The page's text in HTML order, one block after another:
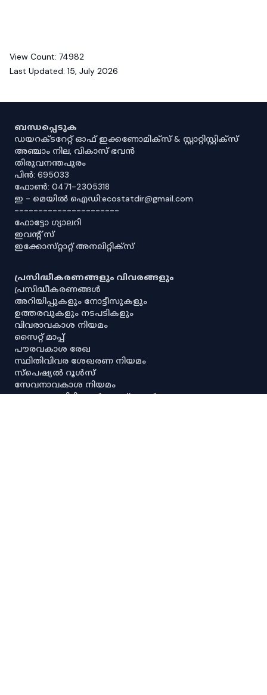
View Count: 74982
Last Updated: 15, July 2026
ബന്ധപ്പെടുക
ഡയറക്ടറേറ്റ് ഓഫ് ഇക്കണോമിക്സ് & സ്റ്റാറ്റിസ്റ്റിക്സ്
അഞ്ചാം നില, വികാസ് ഭവൻ
തിരുവനന്തപുരം
പിൻ: 695033
ഫോൺ: 0471-2305318
ഇ - മെയിൽ ഐഡി:ecostatdir@gmail.com
----------------------
ഫോട്ടോ ഗ്യാലറി
ഇവൻ്റ് സ്
ഇക്കോസ്‌റ്റാറ്റ് അനലിറ്റിക്‌സ്
പ്രസിദ്ധീകരണങ്ങളും വിവരങ്ങളും
പ്രസിദ്ധീകരണങ്ങൾ
അറിയിപ്പുകളും നോട്ടീസുകളും
ഉത്തരവുകളും നടപടികളും
വിവരാവകാശ നിയമം
സൈറ്റ് മാപ്പ്
പൗരവകാശ രേഖ
സ്ഥിതിവിവര ശേഖരണ നിയമം
സ്‌പെഷ്യൽ റൂൾസ്
സേവനാവകാശ നിയമം
എല്ലാ അനലിറ്റിക്കൽ ഡാഷ്‌ബോർഡുകളും